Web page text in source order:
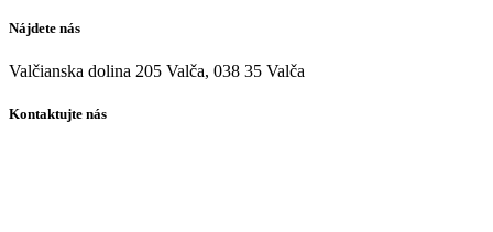
Nájdete nás
Valčianska dolina 205 Valča, 038 35 Valča
Kontaktujte nás